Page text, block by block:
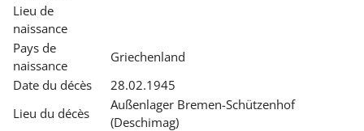
FORMATION
RECHERCHE
SERVICE
Français
Lieu de
naissance
Pays de
naissance
Griechenland
Date du décès
28.02.1945
Lieu du décès
Außenlager Bremen-Schützenhof
(Deschimag)